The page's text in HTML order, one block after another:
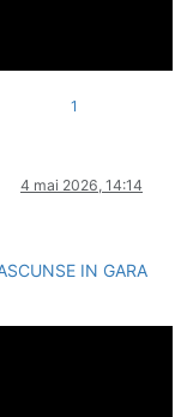
1
4 mai 2026, 14:14
IN GARA